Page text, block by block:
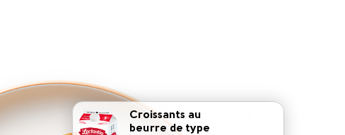
Croissants au
beurre de type